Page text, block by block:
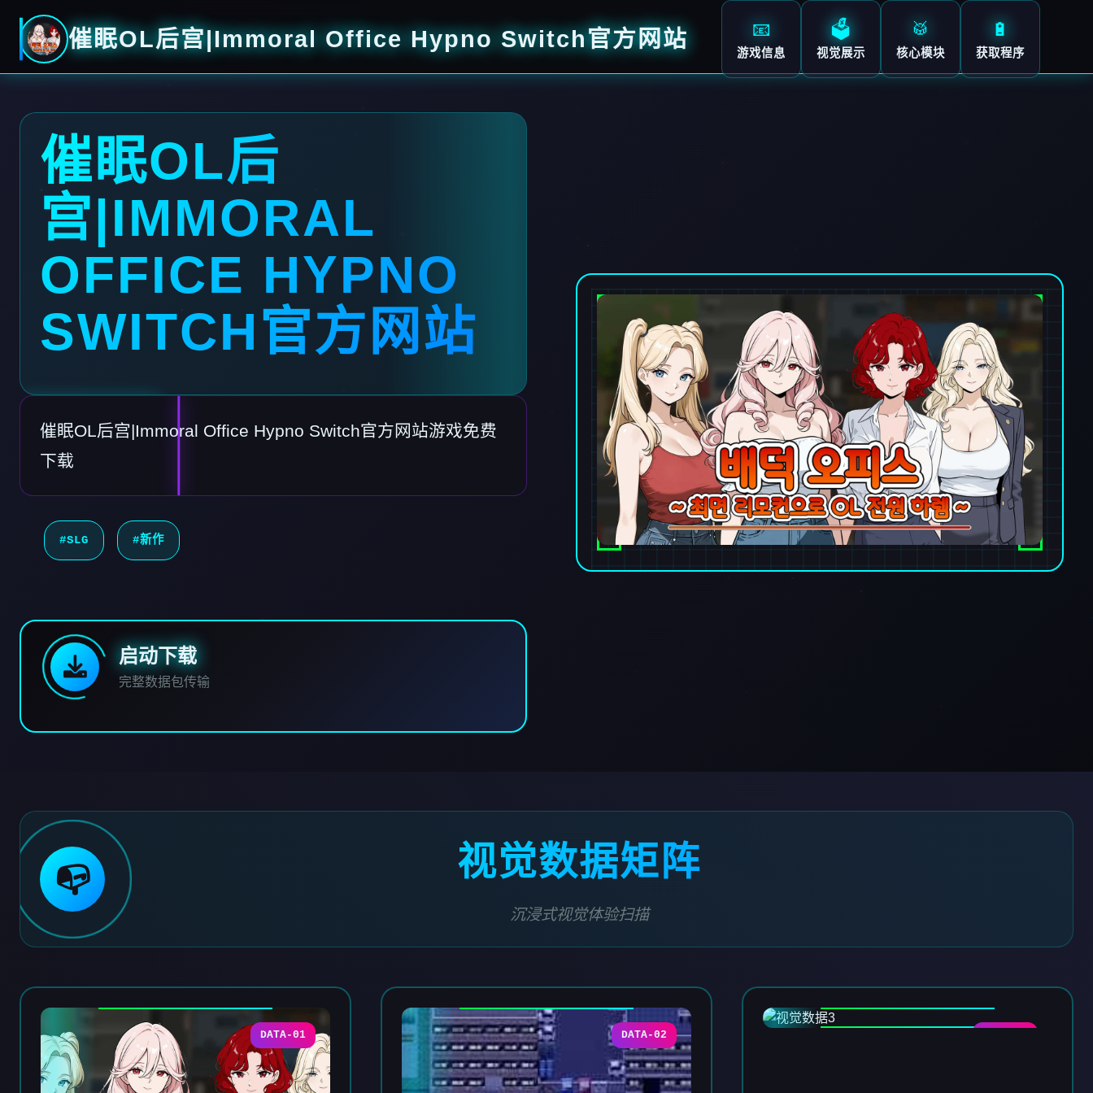
催眠OL后宫|Immoral Office Hypno Switch官方网站 📧
游戏信息
🗳️
视觉展示
🥁
核心模块
🔋
获取程序
催眠OL后
宫|IMMORAL
OFFICE HYPNO
SWITCH官方网站
催眠OL后宫|Immoral Office Hypno Switch官方网站游戏免费
下载
#SLG #新作
启动下载
完整数据包传输
📭 视觉数据矩阵
沉浸式视觉体验扫描
DATA-01 DATA-02